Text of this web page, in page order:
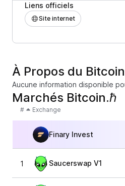
Liens officiels
Site internet
À Propos du
Aucune information disponible
Marchés Bitcoin.ℏ
# Exchange
Finary Invest
1 Saucerswap V1